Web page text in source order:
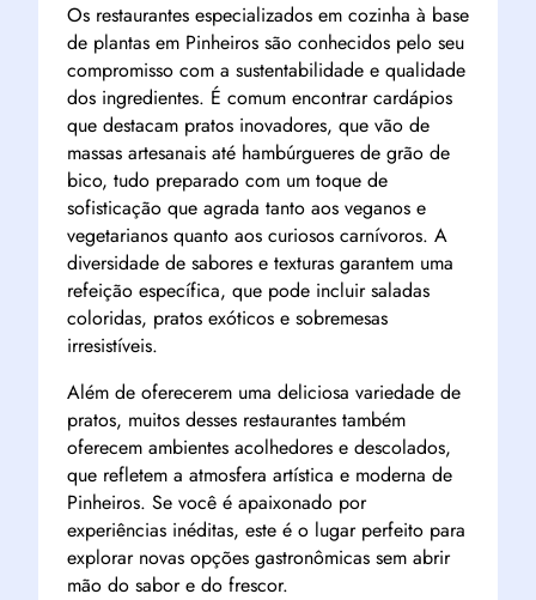
Os restaurantes especializados em cozinha à base
de plantas em Pinheiros são conhecidos pelo seu
compromisso com a sustentabilidade e qualidade
dos ingredientes. É comum encontrar cardápios
que destacam pratos inovadores, que vão de
massas artesanais até hambúrgueres de grão de
bico, tudo preparado com um toque de
sofisticação que agrada tanto aos veganos e
vegetarianos quanto aos curiosos carnívoros. A
diversidade de sabores e texturas garantem uma
refeição específica, que pode incluir saladas
coloridas, pratos exóticos e sobremesas
irresistíveis.
Além de oferecerem uma deliciosa variedade de
pratos, muitos desses restaurantes também
oferecem ambientes acolhedores e descolados,
que refletem a atmosfera artística e moderna de
Pinheiros. Se você é apaixonado por
experiências inéditas, este é o lugar perfeito para
explorar novas opções gastronômicas sem abrir
mão do sabor e do frescor.